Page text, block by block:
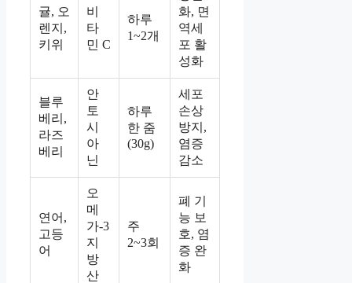
귤, 오
렌지,
키위
비
타
민 C
하루
1~2개
화, 면
역세
포 활
성화
블루
베리,
라즈
베리
안
토
시
아
닌
하루
한 줌
(30g)
세포
손상
방지,
염증
감소
연어,
고등
어
오
메
가-3
지
방
산
주
2~3회
폐 기
능 보
호, 염
증 완
화